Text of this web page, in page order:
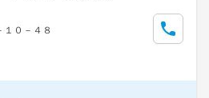
１０－４８